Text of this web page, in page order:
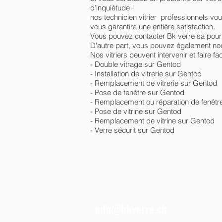
d’inquiétude !
nos technicien vitrier professionnels
vous garantira une entière satisfaction.
Vous pouvez contacter Bk verre sa
D'autre part, vous pouvez également
Nos vitriers peuvent intervenir et faire
- Double vitrage sur Gentod
- Installation de vitrerie sur Gentod
- Remplacement de vitrerie sur Gentod
- Pose de fenêtre sur Gentod
- Remplacement ou réparation de
- Pose de vitrine sur Gentod
- Remplacement de vitrine sur Gentod
- Verre sécurit sur Gentod